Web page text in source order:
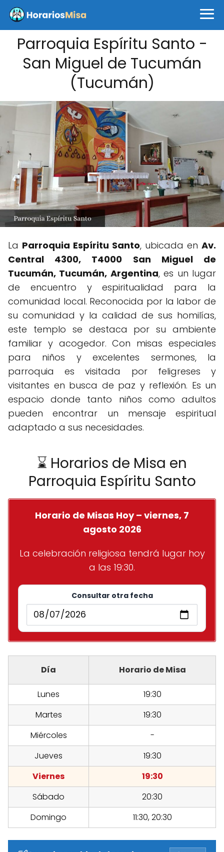
Parroquia Espíritu Santo -
San Miguel de Tucumán
(Tucumán)
La Parroquia Espíritu Santo, ubicada en Av.
Central 4300, T4000 San Miguel de
Tucumán, Tucumán, Argentina, es un lugar
de encuentro y espiritualidad para la
comunidad local. Reconocida por la labor de
su comunidad y la calidad de sus homilías,
este templo se destaca por su ambiente
familiar y acogedor. Con misas especiales
para niños y excelentes sermones, la
parroquia es visitada por feligreses y
visitantes en busca de paz y reflexión. Es un
espacio donde tanto niños como adultos
pueden encontrar un mensaje espiritual
adaptado a sus necesidades.
⌛ Horarios de Misa en
Parroquia Espíritu Santo
Horario de Misas Hoy – viernes, 7
agosto 2026
La celebración religiosa tendrá lugar hoy
a las 19:30.
Consultar otra fecha
Día Horario de Misa
Lunes
19:30
Martes
19:30
Miércoles
-
Jueves
19:30
Viernes
19:30
Sábado
20:30
Domingo
11:30, 20:30